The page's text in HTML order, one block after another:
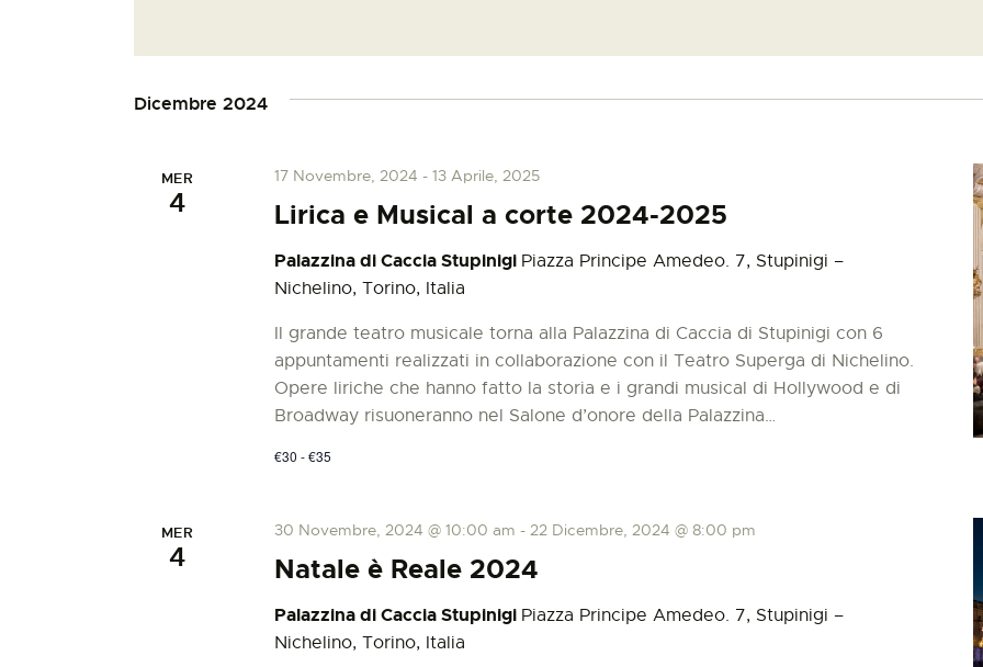
t
R
a
i
a
i
a
l
d
a
a
.
Dicembre 2024
MER
4 Lirica e Musical a corte 2024-2025
17 Novembre, 2024 - 13 Aprile, 2025
Palazzina di Caccia Stupinigi Piazza Principe Amedeo. 7, Stupinigi –
Nichelino, Torino, Italia
Il grande teatro musicale torna alla Palazzina di Caccia di Stupinigi con 6
appuntamenti realizzati in collaborazione con il Teatro Superga di Nichelino.
Opere liriche che hanno fatto la storia e i grandi musical di Hollywood e di
Broadway risuoneranno nel Salone d’onore della Palazzina…
€30 - €35
MER
4 Natale è Reale 2024
30 Novembre, 2024 @ 10:00 am - 22 Dicembre, 2024 @ 8:00 pm
Palazzina di Caccia Stupinigi Piazza Principe Amedeo. 7, Stupinigi –
Nichelino, Torino, Italia